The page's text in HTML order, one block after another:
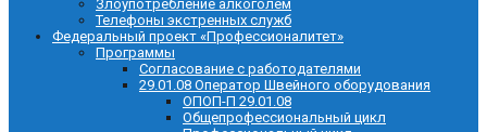
Злоупотребление алкоголем
Телефоны экстренных служб
Федеральный проект «Профессионалитет»
Программы
Согласование с работодателями
29.01.08 Оператор Швейного оборудования
ОПОП-П 29.01.08
Общепрофессиональный цикл